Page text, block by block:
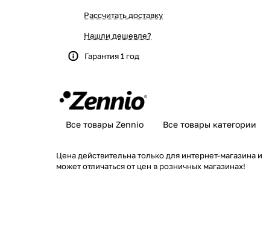
Рассчитать доставку
Нашли дешевле?
Гарантия 1 год
Все товары Zennio Все товары категории
Цена действительна только для интернет-магазина и
может отличаться от цен в розничных магазинах!